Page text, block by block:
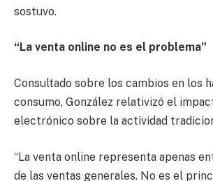
sostuvo.
“La venta online no es el problema”
Consultado sobre los cambios en los
consumo, González relativizó el
electrónico sobre la actividad
“La venta online representa apenas
de las ventas generales. No es el